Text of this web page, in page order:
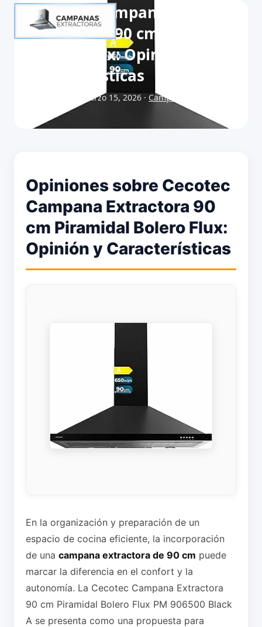
Cecotec Campana
Extractora 90 cm Piramidal
Bolero Flux: Opinión y
Características
Publicado el marzo 15, 2026 · Campanas extractoras 90
Opiniones sobre Cecotec
Campana Extractora 90
cm Piramidal Bolero Flux:
Opinión y Características
En la organización y preparación de un
espacio de cocina eficiente, la incorporación
de una campana extractora de 90 cm puede
marcar la diferencia en el confort y la
autonomía. La Cecotec Campana Extractora
90 cm Piramidal Bolero Flux PM 906500 Black
A se presenta como una propuesta para